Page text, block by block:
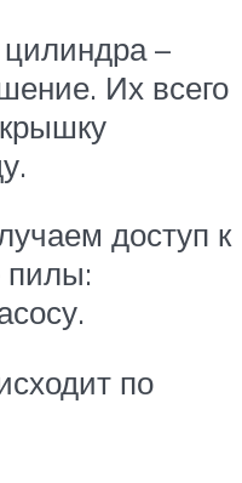
–
Их всего
доступ к
пилы:
по